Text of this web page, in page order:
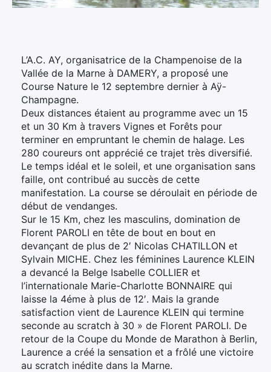
L’A.C. AY, organisatrice de la Champenoise de la
Vallée de la Marne à DAMERY, a proposé une
Course Nature le 12 septembre dernier à Aÿ-
Champagne.
Deux distances étaient au programme avec un 15
et un 30 Km à travers Vignes et Forêts pour
terminer en empruntant le chemin de halage. Les
280 coureurs ont apprécié ce trajet très diversifié.
Le temps idéal et le soleil, et une organisation sans
faille, ont contribué au succès de cette
manifestation. La course se déroulait en période de
début de vendanges.
Sur le 15 Km, chez les masculins, domination de
Florent PAROLI en tête de bout en bout en
devançant de plus de 2′ Nicolas CHATILLON et
Sylvain MICHE. Chez les féminines Laurence KLEIN
a devancé la Belge Isabelle COLLIER et
l’internationale Marie-Charlotte BONNAIRE qui
laisse la 4éme à plus de 12′. Mais la grande
satisfaction vient de Laurence KLEIN qui termine
seconde au scratch à 30 » de Florent PAROLI. De
retour de la Coupe du Monde de Marathon à Berlin,
Laurence a créé la sensation et a frôlé une victoire
au scratch inédite dans la Marne.